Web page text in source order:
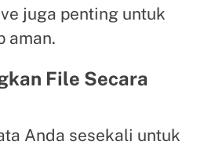
juga penting untuk
aman.
File Secara
Anda sesekali untuk